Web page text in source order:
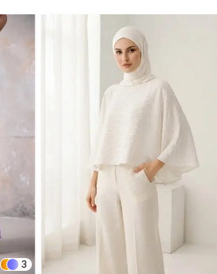
3